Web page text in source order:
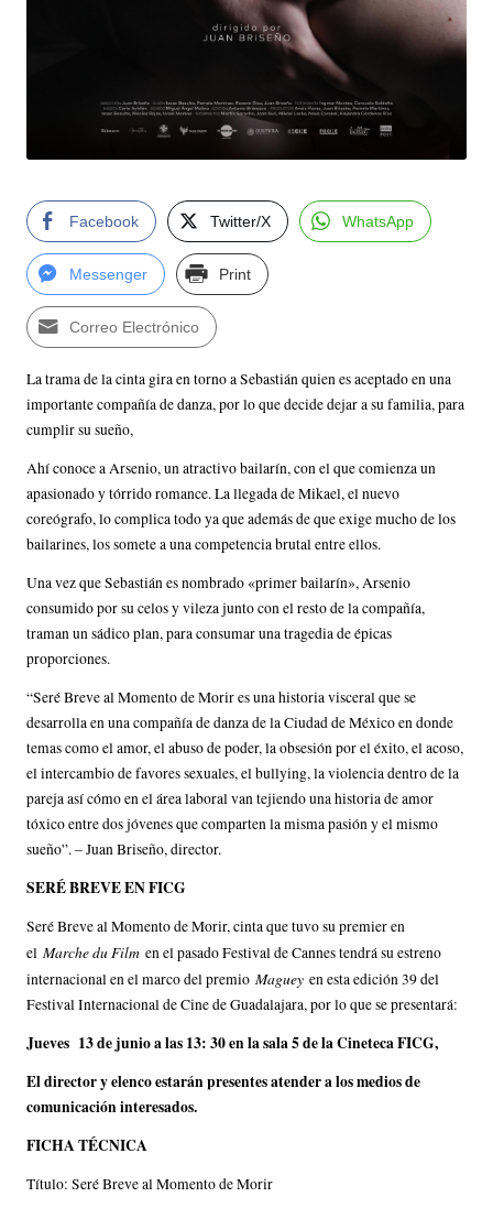
Facebook Twitter/X WhatsApp
Messenger Print
Correo Electrónico
La trama de la cinta gira en torno a Sebastián quien es aceptado en una
importante compañía de danza, por lo que decide dejar a su familia, para
cumplir su sueño,
Ahí conoce a Arsenio, un atractivo bailarín, con el que comienza un
apasionado y tórrido romance. La llegada de Mikael, el nuevo
coreógrafo, lo complica todo ya que además de que exige mucho de los
bailarines, los somete a una competencia brutal entre ellos.
Una vez que Sebastián es nombrado «primer bailarín», Arsenio
consumido por su celos y vileza junto con el resto de la compañía,
traman un sádico plan, para consumar una tragedia de épicas
proporciones.
“Seré Breve al Momento de Morir es una historia visceral que se
desarrolla en una compañía de danza de la Ciudad de México en donde
temas como el amor, el abuso de poder, la obsesión por el éxito, el acoso,
el intercambio de favores sexuales, el bullying, la violencia dentro de la
pareja así cómo en el área laboral van tejiendo una historia de amor
tóxico entre dos jóvenes que comparten la misma pasión y el mismo
sueño”. – Juan Briseño, director.
SERÉ BREVE EN FICG
Seré Breve al Momento de Morir, cinta que tuvo su premier en
el Marche du Film en el pasado Festival de Cannes tendrá su estreno
internacional en el marco del premio Maguey en esta edición 39 del
Festival Internacional de Cine de Guadalajara, por lo que se presentará:
Jueves 13 de junio a las 13: 30 en la sala 5 de la Cineteca FICG,
El director y elenco estarán presentes atender a los medios de
comunicación interesados.
FICHA TÉCNICA
Título: Seré Breve al Momento de Morir